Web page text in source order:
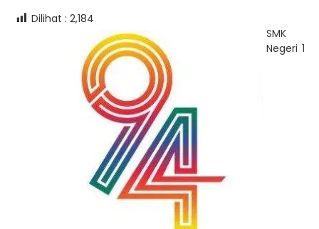
Dilihat : 2,184
SMK
Negeri 1